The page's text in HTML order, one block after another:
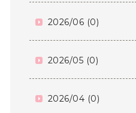
2026/06 (0)
2026/05 (0)
2026/04 (0)